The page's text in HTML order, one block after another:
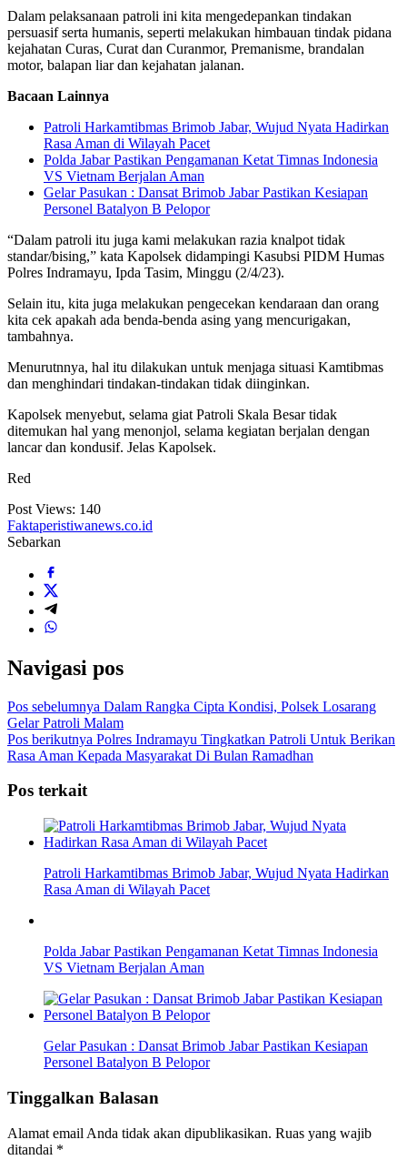
Dalam pelaksanaan patroli ini kita mengedepankan tindakan
persuasif serta humanis, seperti melakukan himbauan tindak pidana
kejahatan Curas, Curat dan Curanmor, Premanisme, brandalan
motor, balapan liar dan kejahatan jalanan.
Bacaan Lainnya
Patroli Harkamtibmas Brimob Jabar, Wujud Nyata Hadirkan
Rasa Aman di Wilayah Pacet
Polda Jabar Pastikan Pengamanan Ketat Timnas Indonesia
VS Vietnam Berjalan Aman
Gelar Pasukan : Dansat Brimob Jabar Pastikan Kesiapan
Personel Batalyon B Pelopor
“Dalam patroli itu juga kami melakukan razia knalpot tidak
standar/bising,” kata Kapolsek didampingi Kasubsi PIDM Humas
Polres Indramayu, Ipda Tasim, Minggu (2/4/23).
Selain itu, kita juga melakukan pengecekan kendaraan dan orang
kita cek apakah ada benda-benda asing yang mencurigakan,
tambahnya.
Menurutnnya, hal itu dilakukan untuk menjaga situasi Kamtibmas
dan menghindari tindakan-tindakan tidak diinginkan.
Kapolsek menyebut, selama giat Patroli Skala Besar tidak
ditemukan hal yang menonjol, selama kegiatan berjalan dengan
lancar dan kondusif. Jelas Kapolsek.
Red
Post Views: 140
Faktaperistiwanews.co.id
Sebarkan
Navigasi pos
Pos sebelumnya Dalam Rangka Cipta Kondisi, Polsek Losarang
Gelar Patroli Malam
Pos berikutnya Polres Indramayu Tingkatkan Patroli Untuk Berikan
Rasa Aman Kepada Masyarakat Di Bulan Ramadhan
Pos terkait
Patroli Harkamtibmas Brimob Jabar, Wujud Nyata Hadirkan
Rasa Aman di Wilayah Pacet
Polda Jabar Pastikan Pengamanan Ketat Timnas Indonesia
VS Vietnam Berjalan Aman
Gelar Pasukan : Dansat Brimob Jabar Pastikan Kesiapan
Personel Batalyon B Pelopor
Tinggalkan Balasan
Alamat email Anda tidak akan dipublikasikan. Ruas yang wajib
ditandai *